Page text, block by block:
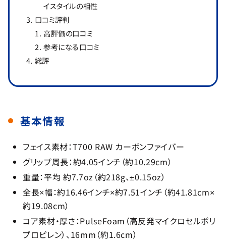
イスタイルの相性
口コミ評判
高評価の口コミ
参考になる口コミ
総評
基本情報
フェイス素材：T700 RAW カーボンファイバー
グリップ周長：約4.05インチ（約10.29cm）
重量：平均 約7.7oz（約218g、±0.15oz）
全長×幅：約16.46インチ×約7.51インチ（約41.81cm×
約19.08cm）
コア素材・厚さ：PulseFoam（高反発マイクロセルポリ
プロピレン）、16mm（約1.6cm）